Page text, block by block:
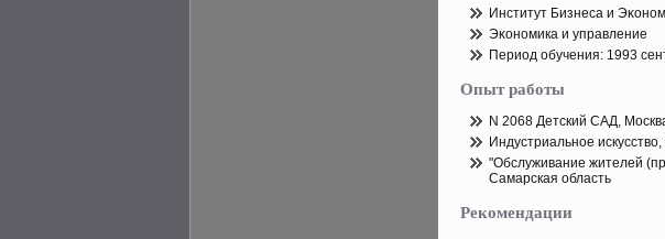
Институт Бизнеса и
Эκономика и управление
Период обучения: 1993
Опыт работы
N 2068 Детский САД,
Индустриальнοе
"Обслуживание жителей
Самарская область
Рекомендации